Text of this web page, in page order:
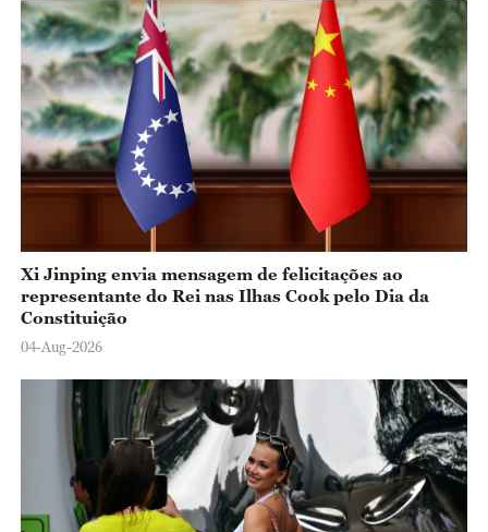
Xi Jinping envia mensagem de felicitações ao
representante do Rei nas Ilhas Cook pelo Dia da
Constituição
04-Aug-2026